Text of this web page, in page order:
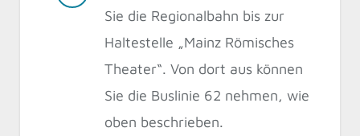
Sie die Regionalbahn bis zur
Haltestelle „Mainz Römisches
Theater“. Von dort aus können
Sie die Buslinie 62 nehmen, wie
oben beschrieben.